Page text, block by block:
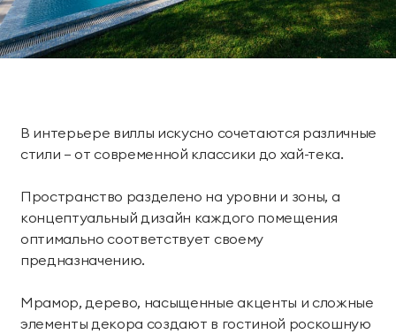
В интерьере виллы искусно сочетаются различные
стили — от современной классики до хай-тека.
Пространство разделено на уровни и зоны, а
концептуальный дизайн каждого помещения
оптимально соответствует своему
предназначению.
Мрамор, дерево, насыщенные акценты и сложные
элементы декора создают в гостиной роскошную